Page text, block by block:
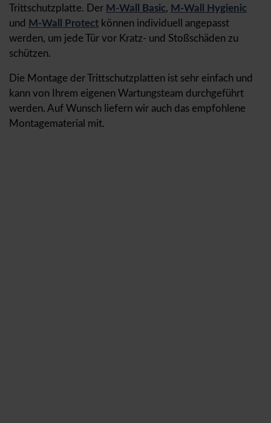
Trittschutzplatte. Der M-Wall Basic, M-Wall Hygienic
und M-Wall Protect können individuell angepasst
werden, um jede Tür vor Kratz- und Stoßschäden zu
schützen.
Die Montage der Trittschutzplatten ist sehr einfach und
kann von Ihrem eigenen Wartungsteam durchgeführt
werden. Auf Wunsch liefern wir auch das empfohlene
Montagematerial mit.